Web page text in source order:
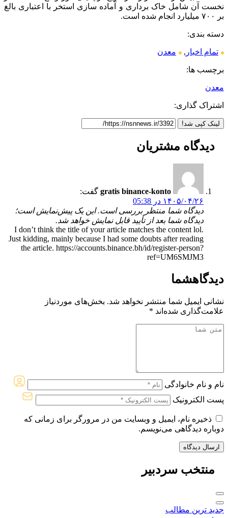
نخست آن شامل خاک برداری و آماده سازی استخر با اعتباری بالغ
بر ۷۰۰ میلیارد انجام شده است.
دسته بندی:
تمام اخبار , معدن
برچسب ها:
معدن
اشتراک گذاری:
لینک کپی شد!
دیدگاه مشتریان
gratis binance-konto گفت:
۱۴۰۵/۰۴/۲۶ در 05:38
دیدگاه شما منتظر بررسی است. این یک پیش‌نمایش است؛
دیدگاه شما بعد از تأیید قابل نمایش خواهد شد.
I don’t think the title of your article matches the content lol.
Just kidding, mainly because I had some doubts after reading
the article. https://accounts.binance.bh/id/register-person?
ref=UM6SMJM3
دیدگاهشما
نشانی ایمیل شما منتشر نخواهد شد. بخش‌های موردنیاز
علامت‌گذاری شده‌اند *
نام و نام خانوادگی
پست الکترونیک
ذخیره نام، ایمیل و وبسایت من در مرورگر برای زمانی که
دوباره دیدگاهی می‌نویسم.
منتخب سردبیر
جدید ترین مطالب